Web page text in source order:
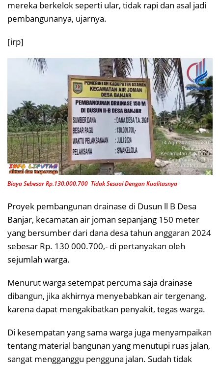
mereka berkelok seperti ular, tidak rapi dan asal jadi
pembangunanya, ujarnya.
[irp]
Biaya Sebesar Rp.130.000.700 Tidak Sesuai Dengan Kualitasnya
Proyek pembangunan drainase di Dusun ll B Desa
Banjar, kecamatan air joman sepanjang 150 meter
yang bersumber dari dana desa tahun anggaran 2024
sebesar Rp. 130 000.700,- di pertanyakan oleh
sejumlah warga.
Menurut warga setempat percuma saja drainase
dibangun, jika akhirnya menyebabkan air tergenang,
karena dapat mengakibatkan penyakit, tegas warga.
Di kesempatan yang sama warga juga menyampaikan
tentang material bangunan yang menutupi ruas jalan,
sangat mengganggu pengguna jalan. Sudah tidak